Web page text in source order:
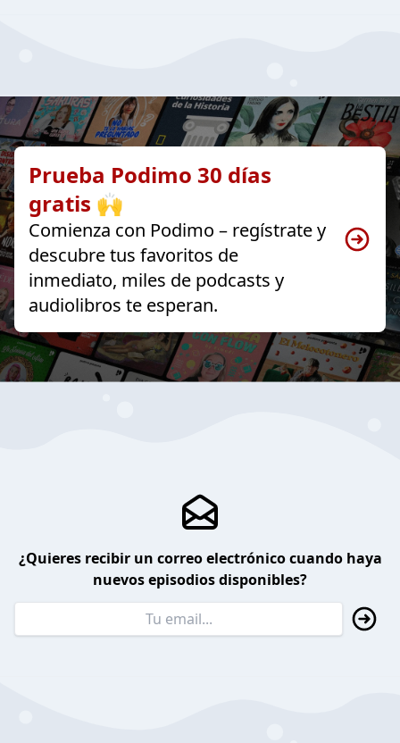
Prueba Podimo 30 días
gratis 🙌
Comienza con Podimo – regístrate y
descubre tus favoritos de
inmediato, miles de podcasts y
audiolibros te esperan.
¿Quieres recibir un correo electrónico cuando haya
nuevos episodios disponibles?